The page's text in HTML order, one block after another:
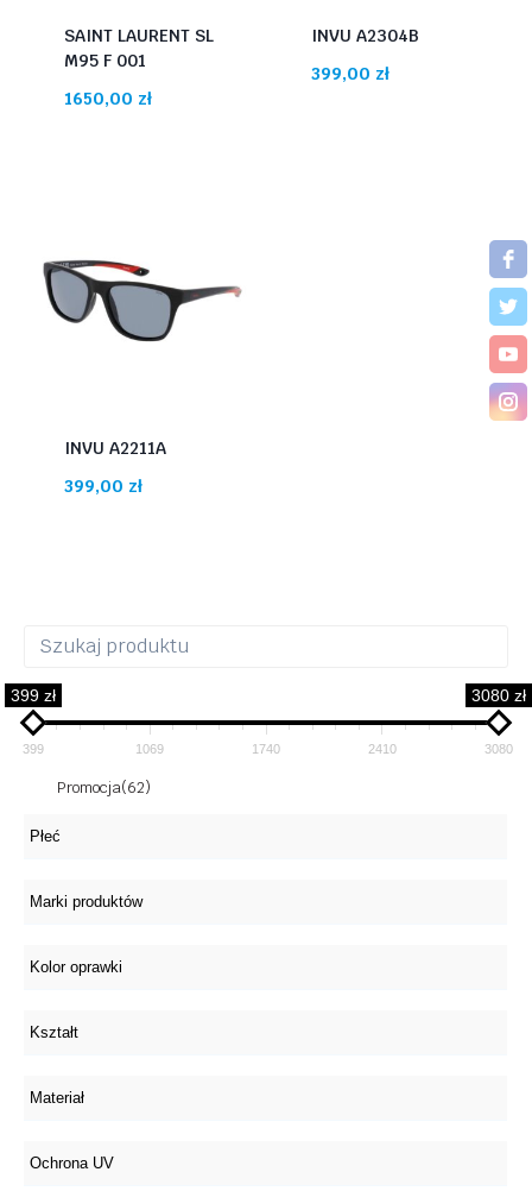
SAINT LAURENT SL
M95 F 001
1650,00 zł
INVU A2304B
399,00 zł
INVU A2211A
399,00 zł
399 zł 3080 zł
399 1069 1740 2410 3080
Promocja(62)